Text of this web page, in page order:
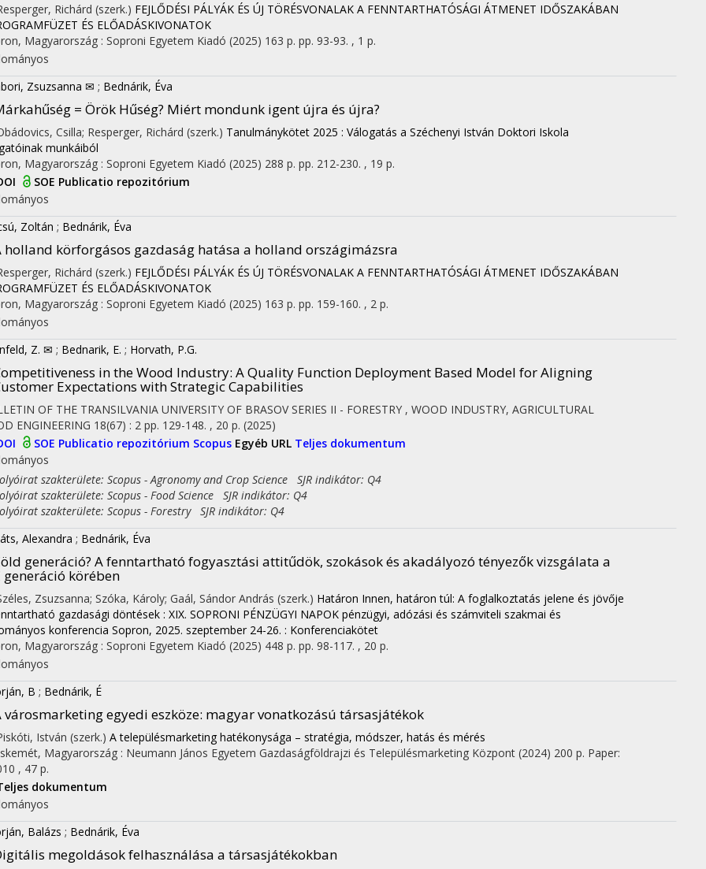
Richárd (szerk.) FEJLŐDÉSI PÁLYÁK ÉS ÚJ TÖRÉSVONALAK A FENNTARTHATÓSÁGI ÁTMENET IDŐSZAKÁBAN
ÉS ELŐADÁSKIVONATOK
Magyarország : Soproni Egyetem Kiadó (2025) 163 p. pp. 93-93. , 1 p.
Zsuzsanna ✉ ; Bednárik, Éva
= Örök Hűség? Miért mondunk igent újra és újra?
Csilla; Resperger, Richárd (szerk.) Tanulmánykötet 2025 : Válogatás a Széchenyi István Doktori Iskola
munkáiból
Magyarország : Soproni Egyetem Kiadó (2025) 288 p. pp. 212-230. , 19 p.
SOE Publicatio repozitórium
Zoltán ; Bednárik, Éva
holland körforgásos gazdaság hatása a holland országimázsra
Richárd (szerk.) FEJLŐDÉSI PÁLYÁK ÉS ÚJ TÖRÉSVONALAK A FENNTARTHATÓSÁGI ÁTMENET IDŐSZAKÁBAN
ÉS ELŐADÁSKIVONATOK
Magyarország : Soproni Egyetem Kiadó (2025) 163 p. pp. 159-160. , 2 p.
Z. ✉ ; Bednarik, E. ; Horvath, P.G.
in the Wood Industry: A Quality Function Deployment Based Model for Aligning
Expectations with Strategic Capabilities
OF THE TRANSILVANIA UNIVERSITY OF BRASOV SERIES II - FORESTRY , WOOD INDUSTRY, AGRICULTURAL
ENGINEERING 18(67) : 2 pp. 129-148. , 20 p. (2025)
SOE Publicatio repozitórium Scopus Egyéb URL Teljes dokumentum
szakterülete: Scopus - Agronomy and Crop Science SJR indikátor: Q4
szakterülete: Scopus - Food Science SJR indikátor: Q4
szakterülete: Scopus - Forestry SJR indikátor: Q4
Alexandra ; Bednárik, Éva
generáció? A fenntartható fogyasztási attitűdök, szokások és akadályozó tényezők vizsgálata a
generáció körében
Zsuzsanna; Szóka, Károly; Gaál, Sándor András (szerk.) Határon Innen, határon túl: A foglalkoztatás jelene és jövője
gazdasági döntések : XIX. SOPRONI PÉNZÜGYI NAPOK pénzügyi, adózási és számviteli szakmai és
konferencia Sopron, 2025. szeptember 24-26. : Konferenciakötet
Magyarország : Soproni Egyetem Kiadó (2025) 448 p. pp. 98-117. , 20 p.
B ; Bednárik, É
városmarketing egyedi eszköze: magyar vonatkozású társasjátékok
István (szerk.) A településmarketing hatékonysága – stratégia, módszer, hatás és mérés
Magyarország : Neumann János Egyetem Gazdaságföldrajzi és Településmarketing Központ (2024) 200 p. Paper:
, 47 p.
dokumentum
Balázs ; Bednárik, Éva
megoldások felhasználása a társasjátékokban